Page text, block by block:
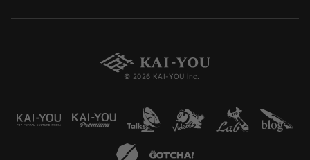
© 2026 KAI-YOU inc.